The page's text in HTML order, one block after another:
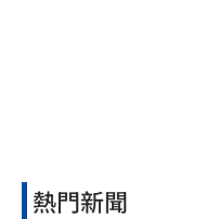
熱門新聞